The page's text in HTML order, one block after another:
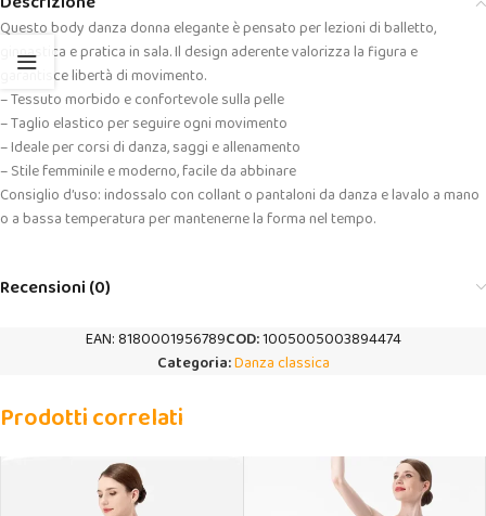
Questo body danza donna elegante è pensato per lezioni di balletto,
ginnastica e pratica in sala. Il design aderente valorizza la figura e
garantisce libertà di movimento.
– Tessuto morbido e confortevole sulla pelle
– Taglio elastico per seguire ogni movimento
– Ideale per corsi di danza, saggi e allenamento
– Stile femminile e moderno, facile da abbinare
Consiglio d’uso: indossalo con collant o pantaloni da danza e lavalo a mano
o a bassa temperatura per mantenerne la forma nel tempo.
Recensioni (0)
EAN:8180001956789COD:1005005003894474
Categoria:Danza classica
Prodotti correlati